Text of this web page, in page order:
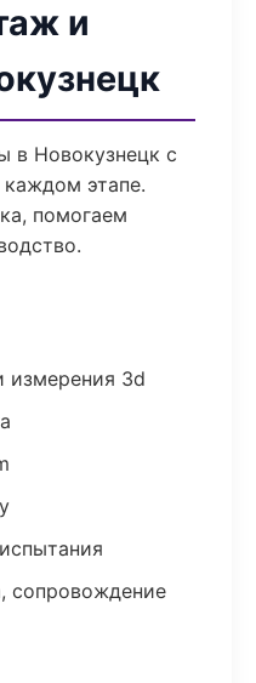
и
в Новокузнецк с
каждом этапе.
помогаем
измерения 3d
сопровождение